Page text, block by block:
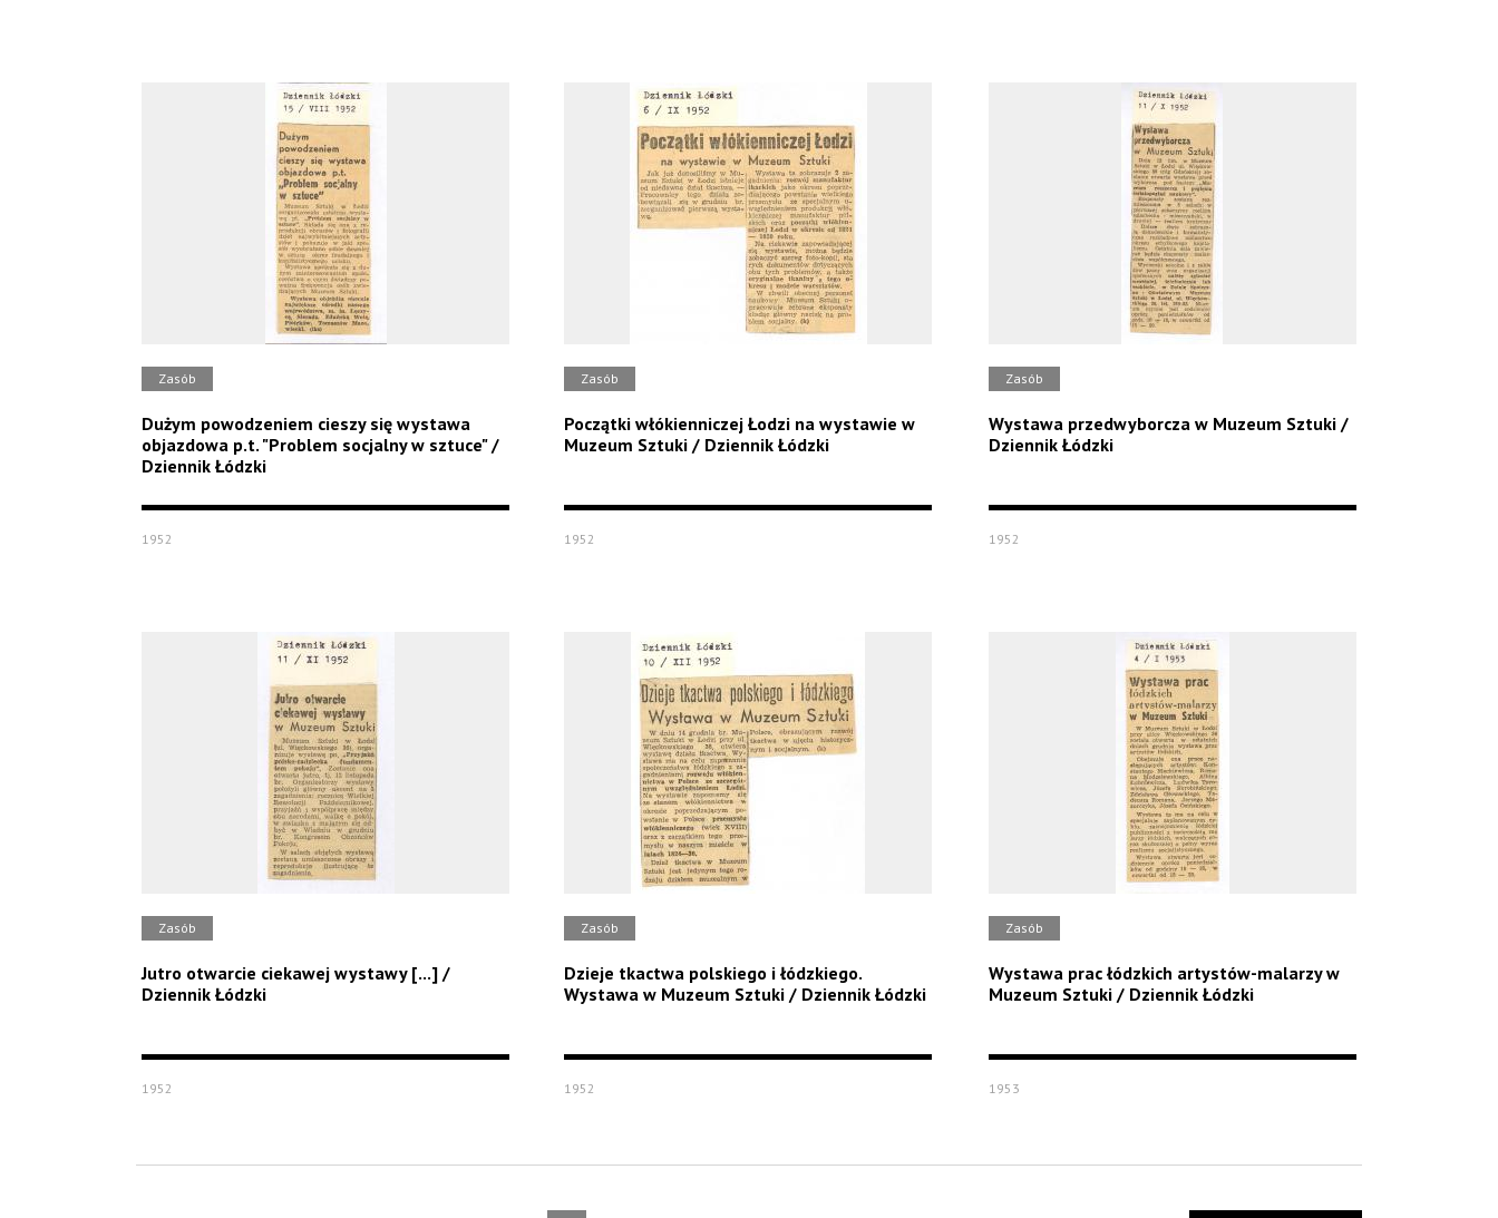
Zasób
Dużym powodzeniem cieszy się wystawa
objazdowa p.t. "Problem socjalny w sztuce" /
Dziennik Łódzki
1952
Zasób
Początki włókienniczej Łodzi na wystawie w
Muzeum Sztuki / Dziennik Łódzki
1952
Zasób
Wystawa przedwyborcza w Muzeum Sztuki /
Dziennik Łódzki
1952
Zasób
Jutro otwarcie ciekawej wystawy [...] /
Dziennik Łódzki
1952
Zasób
Dzieje tkactwa polskiego i łódzkiego.
Wystawa w Muzeum Sztuki / Dziennik Łódzki
1952
Zasób
Wystawa prac łódzkich artystów-malarzy w
Muzeum Sztuki / Dziennik Łódzki
1953